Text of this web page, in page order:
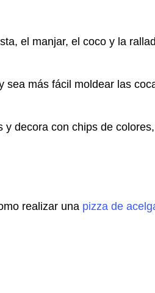
el manjar, el coco y la
sea más fácil moldear las
y decora con chips de
realizar una pizza de